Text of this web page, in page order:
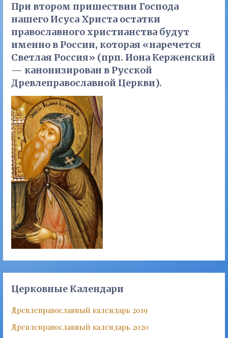
При втором пришествии Господа
нашего Исуса Христа остатки
православного христианства будут
именно в России, которая «наречется
Светлая Россия» (прп. Иона Керженский
— канонизирован в Русской
Древлеправославной Церкви).
Церковные Календари
Древлеправославный календарь 2019
Древлеправославный календарь 2020